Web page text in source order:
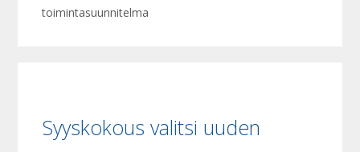
toimintasuunnitelma
Syyskokous valitsi uuden